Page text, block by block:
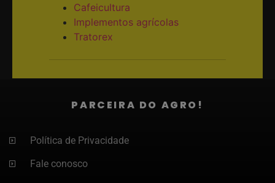
Cafeicultura
Implementos agrícolas
Tratorex
PARCEIRA DO AGRO!
Política de Privacidade
Fale conosco